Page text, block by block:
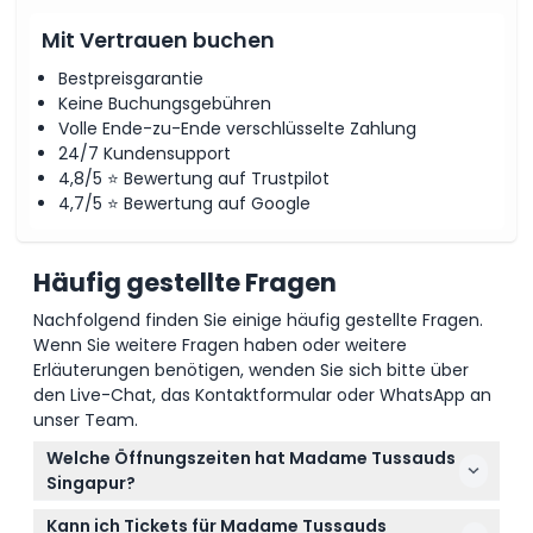
Mit Vertrauen buchen
Bestpreisgarantie
Keine Buchungsgebühren
Volle Ende-zu-Ende verschlüsselte Zahlung
24/7 Kundensupport
4,8/5 ⭐ Bewertung auf Trustpilot
4,7/5 ⭐ Bewertung auf Google
Häufig gestellte Fragen
Nachfolgend finden Sie einige häufig gestellte Fragen.
Wenn Sie weitere Fragen haben oder weitere
Erläuterungen benötigen, wenden Sie sich bitte über
den Live-Chat, das Kontaktformular oder WhatsApp an
unser Team.
Welche Öffnungszeiten hat Madame Tussauds
Singapur?
Madame Tussauds Singapur ist täglich von 10:00 bis
Kann ich Tickets für Madame Tussauds